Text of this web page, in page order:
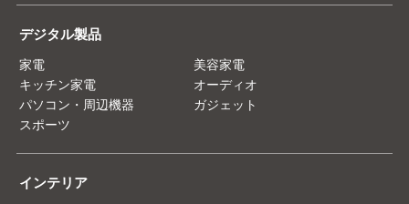
デジタル製品
家電
美容家電
キッチン家電
オーディオ
パソコン・周辺機器
ガジェット
スポーツ
インテリア